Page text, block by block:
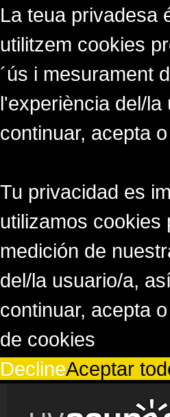
La teua privadesa
utilitzem cookies
´ús i mesurament
l'experiència del/
continuar, acepta
Tu privacidad es
utilizamos cookies
medición de
del/la usuario/a,
continuar, acepta
de cookies
DeclineAceptar